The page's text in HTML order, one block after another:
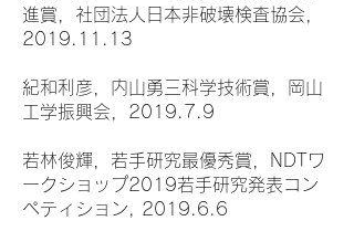
進賞，社団法人日本非破壊検査協会，
2019.11.13
紀和利彦，内山勇三科学技術賞，岡山
工学振興会，2019.7.9
若林俊輝，若手研究最優秀賞，NDTワ
ークショップ2019若手研究発表コン
ペティション, 2019.6.6